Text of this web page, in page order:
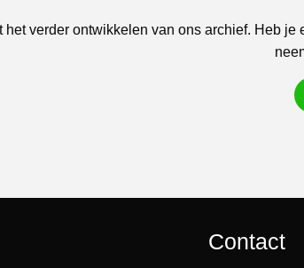
verder ontwikkelen van ons archief. Heb je
Contact